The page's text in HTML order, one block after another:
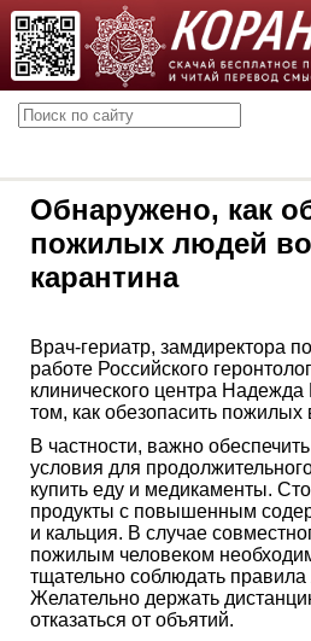
Обнаружено, как
пожилых людей
карантина
Врач-гериатр, замдиректора
работе Российского
клинического центра
том, как обезопасить пожилых
В частности, важно
условия для
купить еду и медикаменты.
продукты с повышенным
и кальция. В случае
пожилым человеком
тщательно соблюдать правила
Желательно держать
отказаться от объятий.